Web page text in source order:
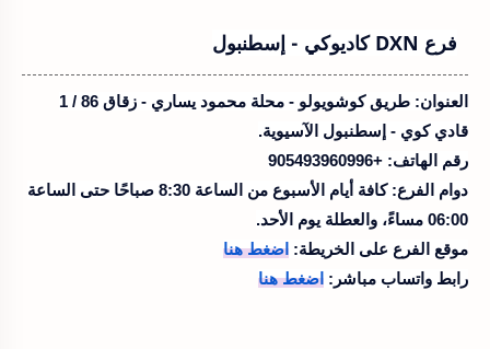
فرع DXN كاديوكي - إسطنبول
العنوان:
طريق كوشويولو - محلة محمود يساري - زقاق 86 / 1
قادي كوي - إسطنبول الآسيوية.
رقم الهاتف: +905493960996
دوام الفرع:
كافة أيام الأسبوع من الساعة 8:30 صباحًا حتى الساعة
06:00 مساءً، والعطلة يوم الأحد.
موقع الفرع على الخريطة: اضغط هنا
رابط واتساب مباشر: اضغط هنا